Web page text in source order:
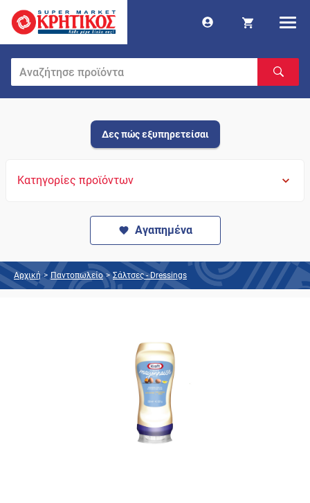
Δες πώς εξυπηρετείσαι
Κατηγορίες προϊόντων
Αγαπημένα
Αρχική > Παντοπωλείο > Σάλτσες - Dressings